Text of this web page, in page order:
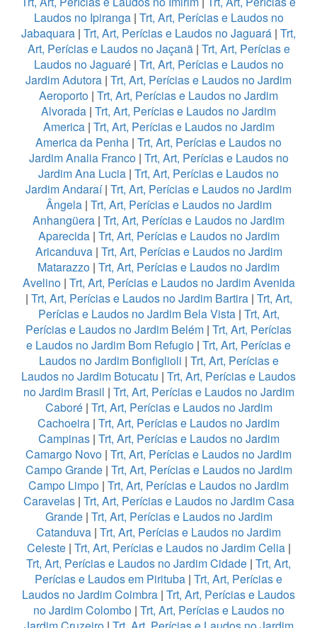
Laudos no Ipiranga| Trt, Art, Perícias e Laudos no
Jabaquara | Trt, Art, Perícias e Laudos no Jaguará | Trt,
Art, Perícias e Laudos no Jaçanã| Trt, Art, Perícias e
Laudos no Jaguaré| Trt, Art, Perícias e Laudos no
Jardim Adutora | Trt, Art, Perícias e Laudos no Jardim
Aeroporto | Trt, Art, Perícias e Laudos no Jardim
Alvorada | Trt, Art, Perícias e Laudos no Jardim
America| Trt, Art, Perícias e Laudos no Jardim
America da Penha | Trt, Art, Perícias e Laudos no
Jardim Analia Franco| Trt, Art, Perícias e Laudos no
Jardim Ana Lucia | Trt, Art, Perícias e Laudos no
Jardim Andaraí| Trt, Art, Perícias e Laudos no Jardim
Ângela| Trt, Art, Perícias e Laudos no Jardim
Anhangüera | Trt, Art, Perícias e Laudos no Jardim
Aparecida| Trt, Art, Perícias e Laudos no Jardim
Aricanduva| Trt, Art, Perícias e Laudos no Jardim
Matarazzo | Trt, Art, Perícias e Laudos no Jardim
Avelino| Trt, Art, Perícias e Laudos no Jardim Avenida
| Trt, Art, Perícias e Laudos no Jardim Bartira| Trt, Art,
Perícias e Laudos no Jardim Bela Vista| Trt, Art,
Perícias e Laudos no Jardim Belém | Trt, Art, Perícias
e Laudos no Jardim Bom Refugio | Trt, Art, Perícias e
Laudos no Jardim Bonfiglioli | Trt, Art, Perícias e
Laudos no Jardim Botucatu | Trt, Art, Perícias e Laudos
no Jardim Brasil | Trt, Art, Perícias e Laudos no Jardim
Caboré| Trt, Art, Perícias e Laudos no Jardim
Cachoeira | Trt, Art, Perícias e Laudos no Jardim
Campinas| Trt, Art, Perícias e Laudos no Jardim
Camargo Novo | Trt, Art, Perícias e Laudos no Jardim
Campo Grande| Trt, Art, Perícias e Laudos no Jardim
Campo Limpo | Trt, Art, Perícias e Laudos no Jardim
Caravelas| Trt, Art, Perícias e Laudos no Jardim Casa
Grande| Trt, Art, Perícias e Laudos no Jardim
Catanduva | Trt, Art, Perícias e Laudos no Jardim
Celeste| Trt, Art, Perícias e Laudos no Jardim Celia|
Trt, Art, Perícias e Laudos no Jardim Cidade | Trt, Art,
Perícias e Laudos em Pirituba | Trt, Art, Perícias e
Laudos no Jardim Coimbra | Trt, Art, Perícias e Laudos
no Jardim Colombo| Trt, Art, Perícias e Laudos no